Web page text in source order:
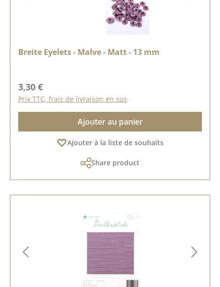
Breite Eyelets - Malve - Matt - 13 mm
Prix régulier :
3,30 €
Prix TTC, frais de livraison en sus
Ajouter au panier
Ajouter à la liste de souhaits
Share product